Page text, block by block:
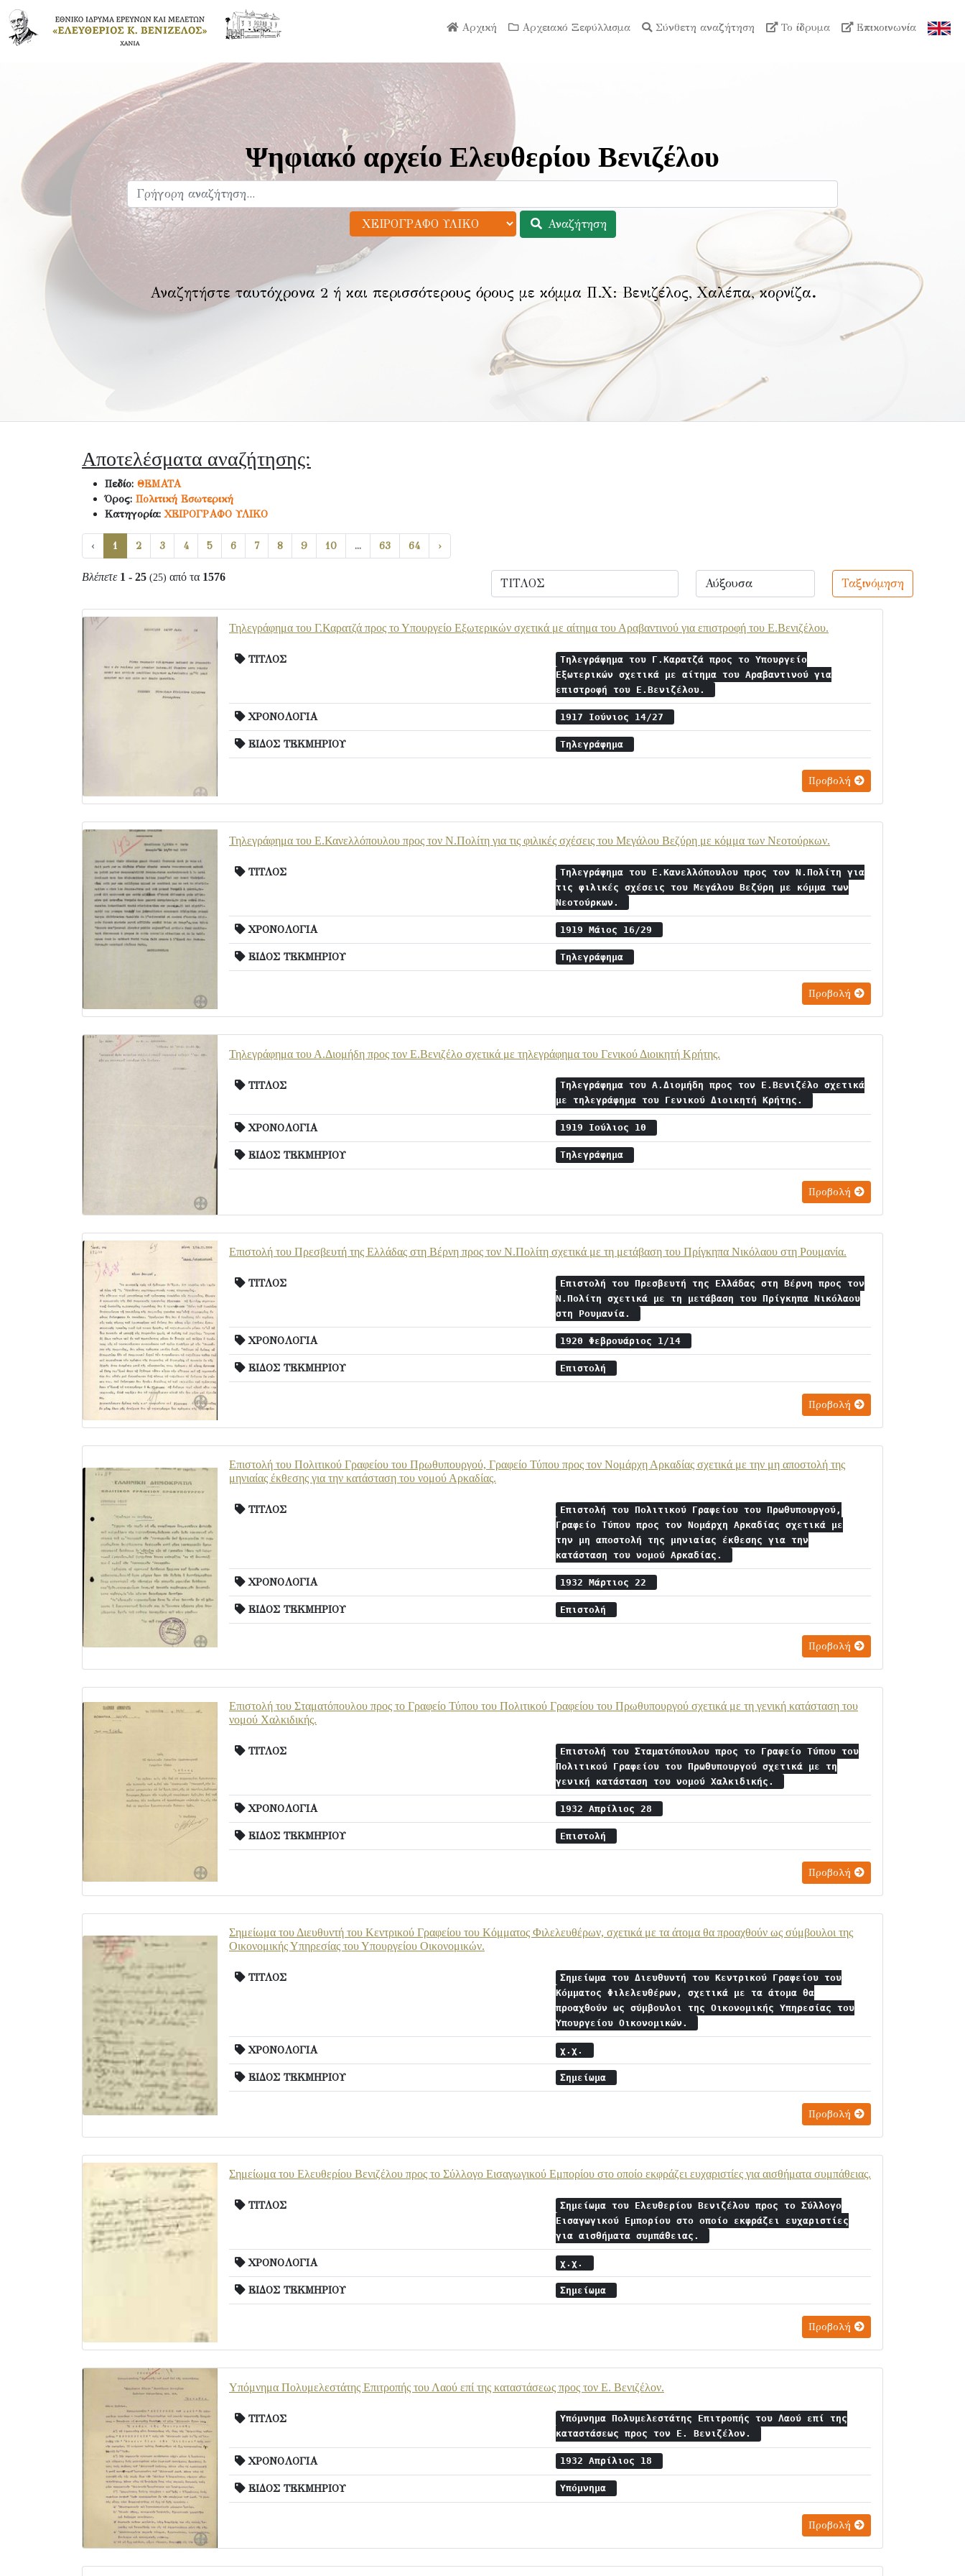
Αρχική Αρχειακό Ξεφύλλισμα Σύνθετη αναζήτηση Το ίδρυμα Επικοινωνία
Ψηφιακό αρχείο Ελευθερίου Βενιζέλου
Αναζήτηση
Αναζητήστε ταυτόχρονα 2 ή και περισσότερους όρους με κόμμα Π.Χ: Βενιζέλος, Χαλέπα, κορνίζα.
Αποτελέσματα αναζήτησης:
Πεδίο: ΘΕΜΑΤΑ
Όρος: Πολιτική Εσωτερική
Κατηγορία:ΧΕΙΡΟΓΡΑΦΟ ΥΛΙΚΟ
‹ 1 2 3 4 5 6 7 8 9 10 ... 63 64 ›
Βλέπετε 1 - 25 (25) από τα 1576 Ταξινόμηση
Τηλεγράφημα του Γ.Καρατζά προς το Υπουργείο Εξωτερικών σχετικά με αίτημα του Αραβαντινού για επιστροφή του Ε.Βενιζέλου.
ΤΙΤΛΟΣ
Τηλεγράφημα του Γ.Καρατζά προς το Υπουργείο
Εξωτερικών σχετικά με αίτημα του Αραβαντινού για
επιστροφή του Ε.Βενιζέλου.
ΧΡΟΝΟΛΟΓΙΑ 1917 Ιούνιος 14/27
ΕΙΔΟΣ ΤΕΚΜΗΡΙΟΥ Τηλεγράφημα
Προβολή
Τηλεγράφημα του Ε.Κανελλόπουλου προς τον Ν.Πολίτη για τις φιλικές σχέσεις του Μεγάλου Βεζύρη με κόμμα των Νεοτούρκων.
ΤΙΤΛΟΣ
Τηλεγράφημα του Ε.Κανελλόπουλου προς τον Ν.Πολίτη για
τις φιλικές σχέσεις του Μεγάλου Βεζύρη με κόμμα των
Νεοτούρκων.
ΧΡΟΝΟΛΟΓΙΑ 1919 Μάιος 16/29
ΕΙΔΟΣ ΤΕΚΜΗΡΙΟΥ Τηλεγράφημα
Προβολή
Τηλεγράφημα του Α.Διομήδη προς τον Ε.Βενιζέλο σχετικά με τηλεγράφημα του Γενικού Διοικητή Κρήτης.
ΤΙΤΛΟΣ
Τηλεγράφημα του Α.Διομήδη προς τον Ε.Βενιζέλο σχετικά
με τηλεγράφημα του Γενικού Διοικητή Κρήτης.
ΧΡΟΝΟΛΟΓΙΑ 1919 Ιούλιος 10
ΕΙΔΟΣ ΤΕΚΜΗΡΙΟΥ Τηλεγράφημα
Προβολή
Επιστολή του Πρεσβευτή της Ελλάδας στη Βέρνη προς τον Ν.Πολίτη σχετικά με τη μετάβαση του Πρίγκηπα Νικόλαου στη Ρουμανία.
ΤΙΤΛΟΣ
Επιστολή του Πρεσβευτή της Ελλάδας στη Βέρνη προς τον
Ν.Πολίτη σχετικά με τη μετάβαση του Πρίγκηπα Νικόλαου
στη Ρουμανία.
ΧΡΟΝΟΛΟΓΙΑ 1920 Φεβρουάριος 1/14
ΕΙΔΟΣ ΤΕΚΜΗΡΙΟΥ Επιστολή
Προβολή
Επιστολή του Πολιτικού Γραφείου του Πρωθυπουργού, Γραφείο Τύπου προς τον Νομάρχη Αρκαδίας σχετικά με την μη αποστολή της
μηνιαίας έκθεσης για την κατάσταση του νομού Αρκαδίας.
ΤΙΤΛΟΣ
Επιστολή του Πολιτικού Γραφείου του Πρωθυπουργού,
Γραφείο Τύπου προς τον Νομάρχη Αρκαδίας σχετικά με
την μη αποστολή της μηνιαίας έκθεσης για την
κατάσταση του νομού Αρκαδίας.
ΧΡΟΝΟΛΟΓΙΑ 1932 Μάρτιος 22
ΕΙΔΟΣ ΤΕΚΜΗΡΙΟΥ Επιστολή
Προβολή
Επιστολή του Σταματόπουλου προς το Γραφείο Τύπου του Πολιτικού Γραφείου του Πρωθυπουργού σχετικά με τη γενική κατάσταση του
νομού Χαλκιδικής.
ΤΙΤΛΟΣ
Επιστολή του Σταματόπουλου προς το Γραφείο Τύπου του
Πολιτικού Γραφείου του Πρωθυπουργού σχετικά με τη
γενική κατάσταση του νομού Χαλκιδικής.
ΧΡΟΝΟΛΟΓΙΑ 1932 Απρίλιος 28
ΕΙΔΟΣ ΤΕΚΜΗΡΙΟΥ Επιστολή
Προβολή
Σημείωμα του Διευθυντή του Κεντρικού Γραφείου του Κόμματος Φιλελευθέρων, σχετικά με τα άτομα θα προαχθούν ως σύμβουλοι της
Οικονομικής Υπηρεσίας του Υπουργείου Οικονομικών.
ΤΙΤΛΟΣ
Σημείωμα του Διευθυντή του Κεντρικού Γραφείου του
Κόμματος Φιλελευθέρων, σχετικά με τα άτομα θα
προαχθούν ως σύμβουλοι της Οικονομικής Υπηρεσίας του
Υπουργείου Οικονομικών.
ΧΡΟΝΟΛΟΓΙΑ χ.χ.
ΕΙΔΟΣ ΤΕΚΜΗΡΙΟΥ Σημείωμα
Προβολή
Σημείωμα του Ελευθερίου Βενιζέλου προς το Σύλλογο Εισαγωγικού Εμπορίου στο οποίο εκφράζει ευχαριστίες για αισθήματα συμπάθειας.
ΤΙΤΛΟΣ
Σημείωμα του Ελευθερίου Βενιζέλου προς το Σύλλογο
Εισαγωγικού Εμπορίου στο οποίο εκφράζει ευχαριστίες
για αισθήματα συμπάθειας.
ΧΡΟΝΟΛΟΓΙΑ χ.χ.
ΕΙΔΟΣ ΤΕΚΜΗΡΙΟΥ Σημείωμα
Προβολή
Υπόμνημα Πολυμελεστάτης Επιτροπής του Λαού επί της καταστάσεως προς τον Ε. Βενιζέλον.
ΤΙΤΛΟΣ
Υπόμνημα Πολυμελεστάτης Επιτροπής του Λαού επί της
καταστάσεως προς τον Ε. Βενιζέλον.
ΧΡΟΝΟΛΟΓΙΑ 1932 Απρίλιος 18
ΕΙΔΟΣ ΤΕΚΜΗΡΙΟΥ Υπόμνημα
Προβολή